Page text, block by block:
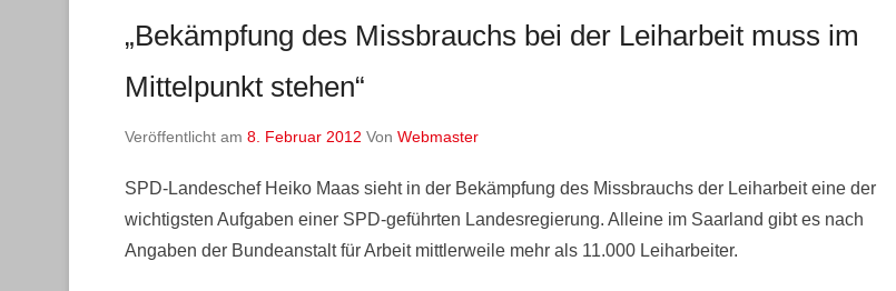
„Bekämpfung des Missbrauchs bei der Leiharbeit muss im
Mittelpunkt stehen“
Veröffentlicht am 8. Februar 2012 Von Webmaster
SPD-Landeschef Heiko Maas sieht in der Bekämpfung des Missbrauchs der Leiharbeit eine der
wichtigsten Aufgaben einer SPD-geführten Landesregierung. Alleine im Saarland gibt es nach
Angaben der Bundeanstalt für Arbeit mittlerweile mehr als 11.000 Leiharbeiter.